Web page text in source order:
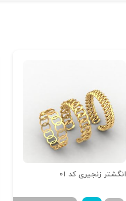
انگشتر زنجیری کد 01